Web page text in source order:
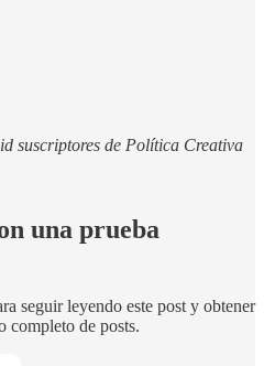
suscriptores de Política Creativa
una prueba
seguir leyendo este post y obtener
completo de posts.